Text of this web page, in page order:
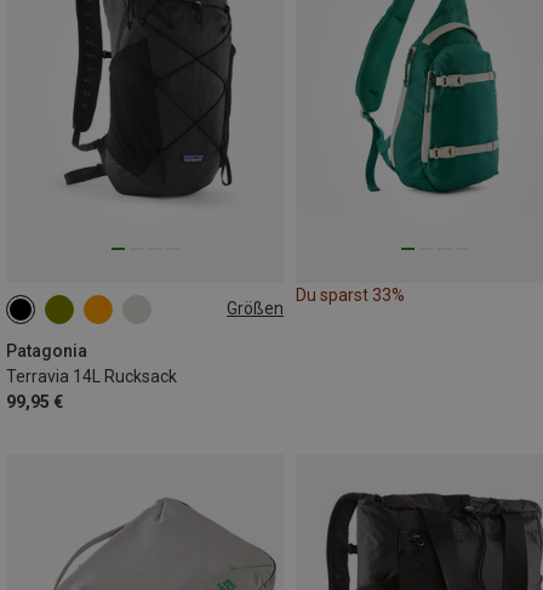
Größen
Patagonia
Terravia 14L Rucksack
99,95 €
14L | S 14L | L
Du sparst 33%